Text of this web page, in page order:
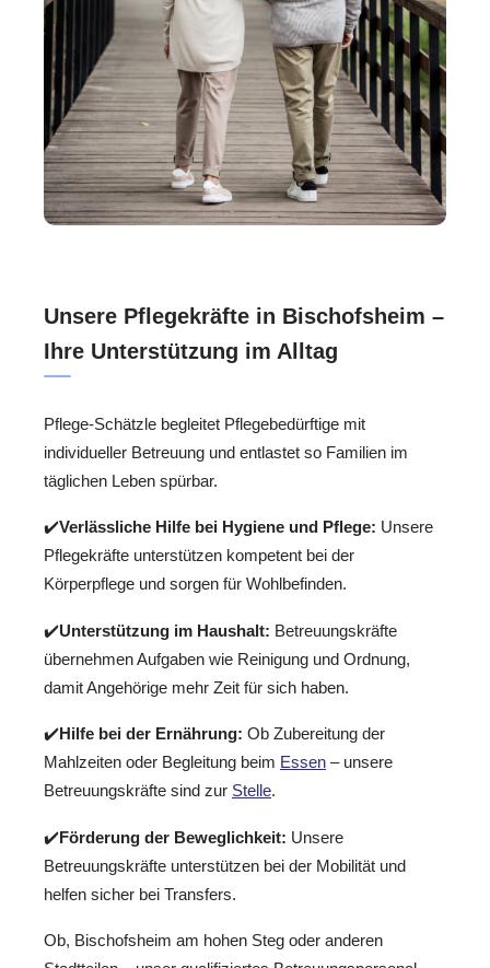
Unsere Pflegekräfte in Bischofsheim –
Ihre Unterstützung im Alltag
Pflege-Schätzle begleitet Pflegebedürftige mit
individueller Betreuung und entlastet so Familien im
täglichen Leben spürbar.
✔️Verlässliche Hilfe bei Hygiene und Pflege: Unsere
Pflegekräfte unterstützen kompetent bei der
Körperpflege und sorgen für Wohlbefinden.
✔️Unterstützung im Haushalt: Betreuungskräfte
übernehmen Aufgaben wie Reinigung und Ordnung,
damit Angehörige mehr Zeit für sich haben.
✔️Hilfe bei der Ernährung: Ob Zubereitung der
Mahlzeiten oder Begleitung beim Essen – unsere
Betreuungskräfte sind zur Stelle.
✔️Förderung der Beweglichkeit: Unsere
Betreuungskräfte unterstützen bei der Mobilität und
helfen sicher bei Transfers.
Ob, Bischofsheim am hohen Steg oder anderen